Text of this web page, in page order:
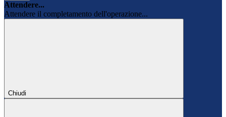
Attendere...
Attendere il completamento dell'operazione...
Chiudi